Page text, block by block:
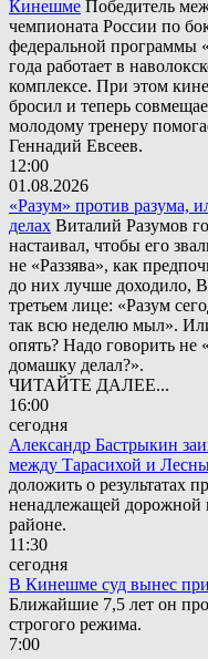
Кинешме Победитель
чемпионата России по
федеральной программы
года работает в
комплексе. При этом
бросил и теперь
молодому тренеру
Геннадий Евсеев.
12:00
01.08.2026
«Разум» против разума,
делах Виталий Разумов
настаивал, чтобы его
не «Раззява», как
до них лучше доходило,
третьем лице: «Разум
так всю неделю мыл».
опять? Надо говорить не
домашку делал?».
ЧИТАЙТЕ ДАЛЕЕ...
16:00
сегодня
Александр Бастрыкин
между Тарасихой и
доложить о результатах
ненадлежащей дорожной
районе.
11:30
сегодня
В Кинешме суд вынес
Ближайшие 7,5 лет он
строгого режима.
7:00